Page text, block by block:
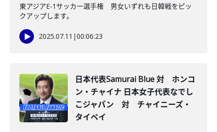
東アジアE-1サッカー選手権 男女いずれも日韓戦をピッ
クアップします。
2025.07.11 |00:06:23
日本代表Samurai Blue 対 ホンコ
ン・チャイナ 日本女子代表なでし
こジャパン 対 チャイニーズ・
タイペイ